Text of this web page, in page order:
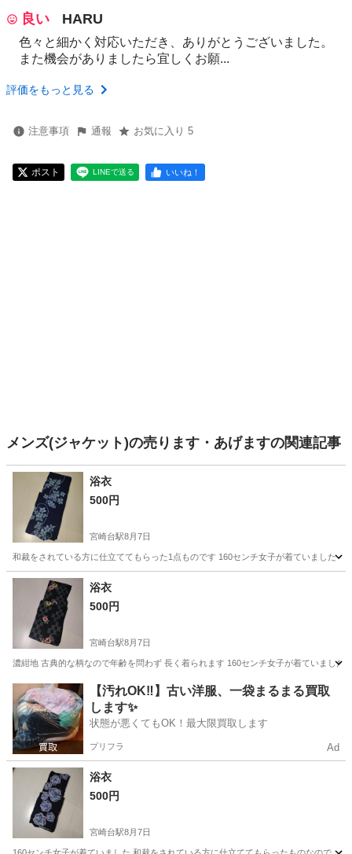
良い
HARU
色々と細かく対応いただき、ありがとうございました。
また機会がありましたら宜しくお願...
評価をもっと見る
注意事項 通報 お気に入り 5
ポスト LINEで送る いいね！
メンズ(ジャケット)の売ります・あげますの関連記事
浴衣
500円
宮崎台駅8月7日
和裁をされている方に仕立ててもらった1点ものです 160センチ女子が着ていました
神奈川 川崎市 浴衣
500円
宮崎台駅8月7日
濃紺地 古典的な柄なので年齢を問わず 長く着られます 160センチ女子が着ていました
神奈川 川崎市 宮崎台駅 着物 浴衣
【汚れOK‼️】古い洋服、一袋まるまる買取
します✨
状態が悪くてもOK！最大限買取します
プリフラ Ad
浴衣
500円
宮崎台駅8月7日